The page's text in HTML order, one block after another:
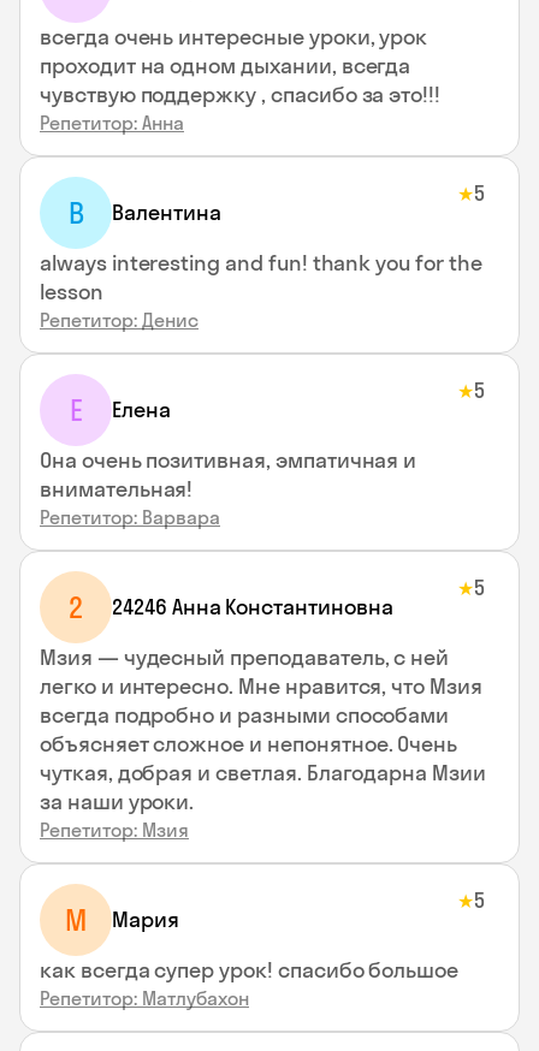
всегда очень интересные уроки, урок
проходит на одном дыхании, всегда
чувствую поддержку , спасибо за это!!!
Репетитор: Анна
В Валентина
★5
always interesting and fun! thank you for the
lesson
Репетитор: Денис
Е Елена
★5
Она очень позитивная, эмпатичная и
внимательная!
Репетитор: Варвара
2 24246 Анна Константиновна
★5
Мзия — чудесный преподаватель, с ней
легко и интересно. Мне нравится, что Мзия
всегда подробно и разными способами
объясняет сложное и непонятное. Очень
чуткая, добрая и светлая. Благодарна Мзии
за наши уроки.
Репетитор: Мзия
М Мария
★5
как всегда супер урок! спасибо большое
Репетитор: Матлубахон